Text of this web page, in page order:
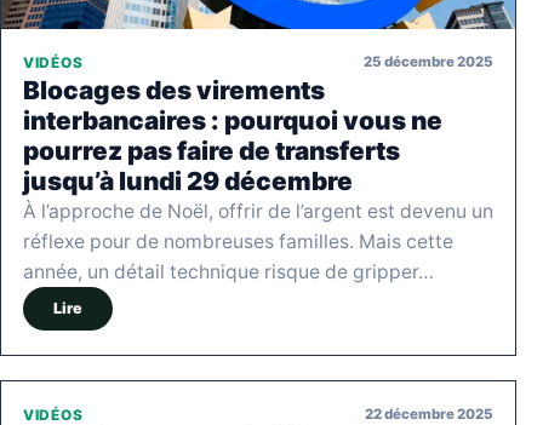
VIDÉOS 25 décembre 2025
Blocages des virements
interbancaires : pourquoi vous ne
pourrez pas faire de transferts
jusqu’à lundi 29 décembre
À l’approche de Noël, offrir de l’argent est devenu un
réflexe pour de nombreuses familles. Mais cette
année, un détail technique risque de gripper…
Lire
VIDÉOS 22 décembre 2025